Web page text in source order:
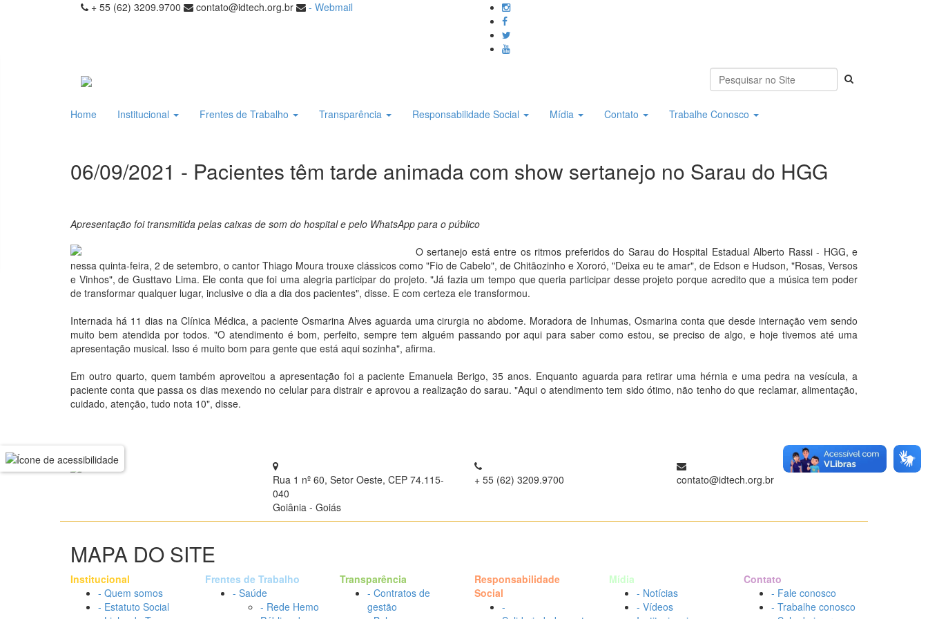
+ 55 (62) 3209.9700 contato@idtech.org.br - Webmail
Home Institucional Frentes de Trabalho Transparência Responsabilidade Social Mídia Contato Trabalhe Conosco
06/09/2021 - Pacientes têm tarde animada com show sertanejo no Sarau do HGG
Apresentação foi transmitida pelas caixas de som do hospital e pelo WhatsApp para o público
O sertanejo está entre os ritmos preferidos do Sarau do Hospital Estadual Alberto Rassi - HGG, e
nessa quinta-feira, 2 de setembro, o cantor Thiago Moura trouxe clássicos como "Fio de Cabelo", de Chitãozinho e Xororó, "Deixa eu te amar", de Edson e Hudson, "Rosas, Versos
e Vinhos", de Gusttavo Lima. Ele conta que foi uma alegria participar do projeto. "Já fazia um tempo que queria participar desse projeto porque acredito que a música tem poder
de transformar qualquer lugar, inclusive o dia a dia dos pacientes", disse. E com certeza ele transformou.
Internada há 11 dias na Clínica Médica, a paciente Osmarina Alves aguarda uma cirurgia no abdome. Moradora de Inhumas, Osmarina conta que desde internação vem sendo
muito bem atendida por todos. "O atendimento é bom, perfeito, sempre tem alguém passando por aqui para saber como estou, se preciso de algo, e hoje tivemos até uma
apresentação musical. Isso é muito bom para gente que está aqui sozinha", afirma.
Em outro quarto, quem também aproveitou a apresentação foi a paciente Emanuela Berigo, 35 anos. Enquanto aguarda para retirar uma hérnia e uma pedra na vesícula, a
paciente conta que passa os dias mexendo no celular para distrair e aprovou a realização do sarau. "Aqui o atendimento tem sido ótimo, não tenho do que reclamar, alimentação,
cuidado, atenção, tudo nota 10", disse.
Rua 1 nº 60, Setor Oeste, CEP 74.115-
040
Goiânia - Goiás
+ 55 (62) 3209.9700 contato@idtech.org.br
MAPA DO SITE
Institucional
- Quem somos
- Estatuto Social
Frentes de Trabalho
- Saúde
- Rede Hemo
Transparência
- Contratos de
gestão
Responsabilidade
Social
-
Mídia
- Notícias
- Vídeos
Contato
- Fale conosco
- Trabalhe conosco